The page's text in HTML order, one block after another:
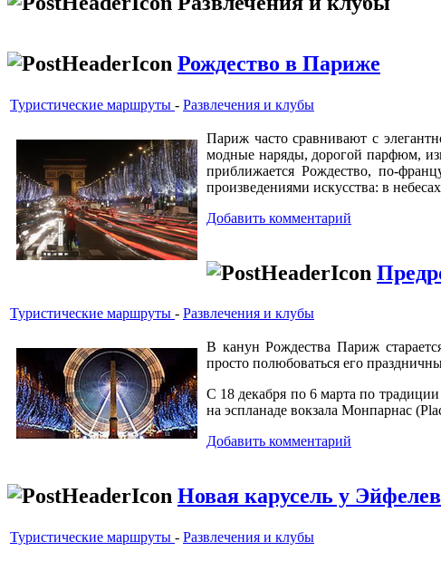
Рождество в Париже
Туристические маршруты - Развлечения и клубы
Париж часто сравнивают с
модные наряды, дорогой парфюм,
приближается Рождество, по-
произведениями искусства: в
Добавить комментарий
Туристические маршруты - Развлечения и клубы
В канун Рождества Париж
просто полюбоваться его
С 18 декабря по 6 марта по
на эспланаде вокзала Монпарнас
Добавить комментарий
Новая карусель у
Туристические маршруты - Развлечения и клубы